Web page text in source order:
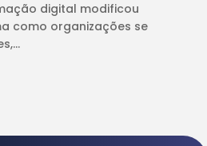
digital modificou
como organizações se